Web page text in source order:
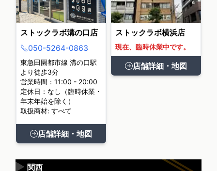
ストックラボ溝の口店
050-5264-0863
東急田園都市線 溝の口駅
より徒歩3分
営業時間：11:00 - 20:00
定休日：なし（臨時休業・
年末年始を除く）
取扱商材: すべて
店舗詳細・地図
ストックラボ横浜店
現在、臨時休業中です。
店舗詳細・地図
関西
▶